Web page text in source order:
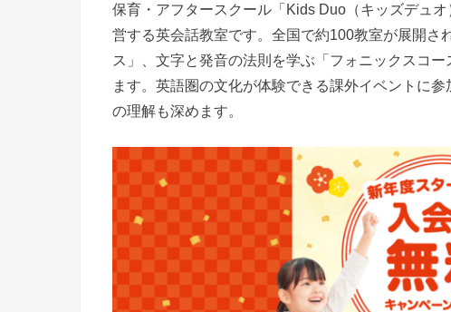
保育・アフタースクール「Kids Duo（キッズデュ
営する英会話教室です。全国で約100教室が展開さ
ス」、文字と発音の法則を学ぶ「フォニックスコ
ます。 英語圏の文化が体験できる課外イベントに
の理解も深めます。